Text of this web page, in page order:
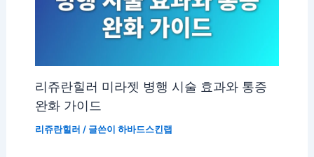
리쥬란힐러 미라젯 병행 시술 효과와 통증
완화 가이드
리쥬란힐러 / 글쓴이 하바드스킨랩